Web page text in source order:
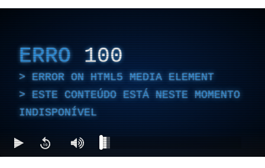
ERRO 100
ERROR ON HTML5 MEDIA ELEMENT
ESTE CONTEÚDO ESTÁ NESTE MOMENTO
INDISPONÍVEL